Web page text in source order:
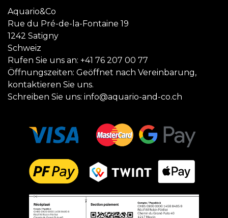
Aquario&Co
Rue du Pré-de-la-Fontaine 19
1242 Satigny
Schweiz
Rufen Sie uns an: +41 76 207 00 77
Öffnungszeiten: Geöffnet nach Vereinbarung,
kontaktieren Sie uns.
Schreiben Sie uns: info@aquario-and-co.ch